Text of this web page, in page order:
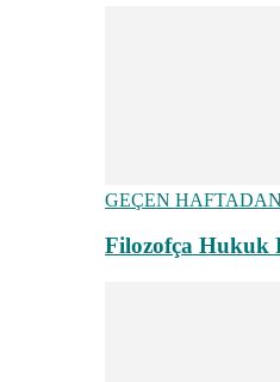
GEÇEN HAFTADAN
Filozofça Hukuk